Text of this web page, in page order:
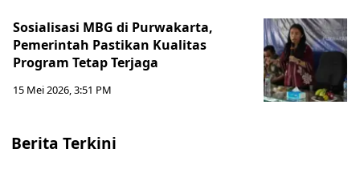
Sosialisasi MBG di Purwakarta,
Pemerintah Pastikan Kualitas
Program Tetap Terjaga
15 Mei 2026, 3:51 PM
Berita Terkini